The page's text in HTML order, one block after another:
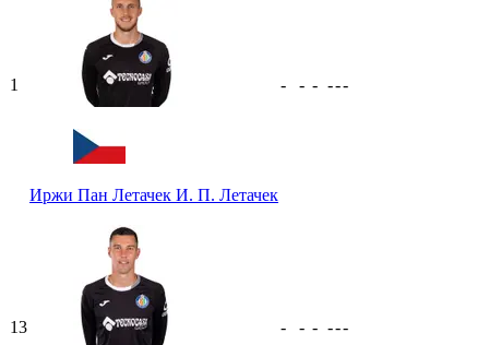
1
Иржи Пан Летачек И. П. Летачек
- - - ---
13 - - - ---